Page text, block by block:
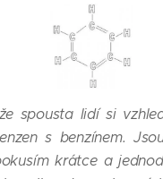
spousta lidí si
s benzínem.
krátce a